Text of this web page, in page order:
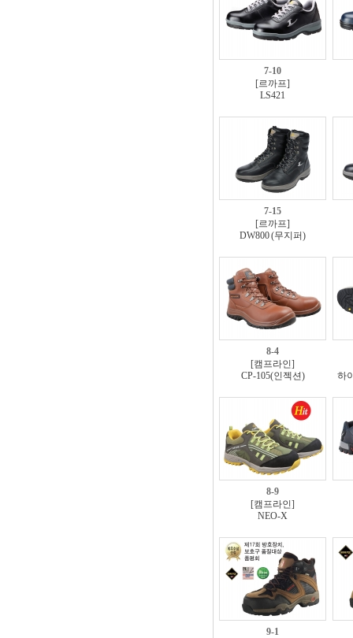
7-10
[르까프]
LS421
7-15
[르까프]
DW800 (무지퍼)
8-4
[캠프라인]
CP-105(인젝션)
하
8-9
[캠프라인]
NEO-X
9-1